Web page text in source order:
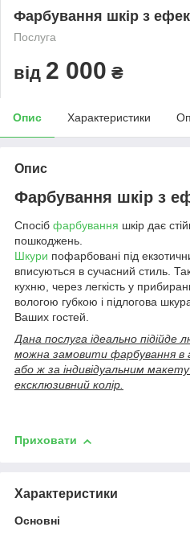
Фарбування шкір з
Послуга
від 2 000 ₴
Опис Характеристики
Опис
Фарбування шкір з
Спосіб фарбування шкір дає
пошкоджень.
Шкури пофарбовані під
вписуються в сучасний стиль.
кухню, через легкість у
вологою губкою і підлогова
Ваших гостей.
Дана послуга ідеально
можна замовити фарбування в
або ж за індивідуальним
ексклюзивний колір.
Приховати
Характеристики
Основні